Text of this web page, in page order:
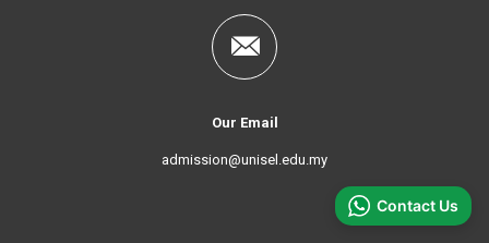
Our Email
admission@unisel.edu.my
Contact Us